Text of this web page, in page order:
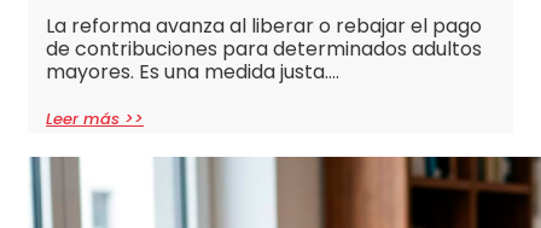
La reforma avanza al liberar o rebajar el pago
de contribuciones para determinados adultos
mayores. Es una medida justa….
Leer más >>